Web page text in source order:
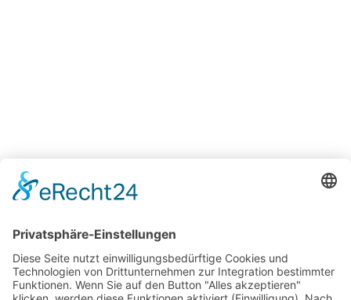
04841 / 936 98 31
moin@ahoi-consulting.com
Bundesstraße 7a, 25860 Olderup
Start